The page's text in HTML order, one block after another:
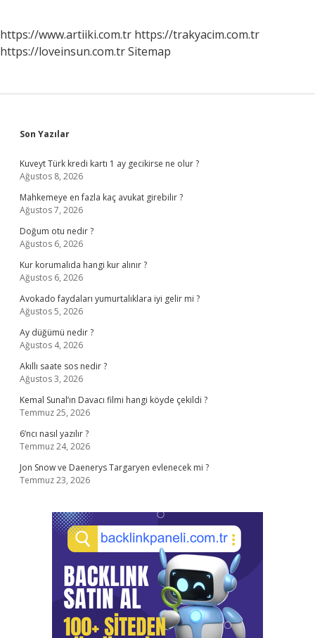
https://www.artiiki.com.tr https://trakyacim.com.tr
https://loveinsun.com.trSitemap
Sidebar
Son Yazılar
Kuveyt Türk kredi kartı 1 ay gecikirse ne olur ?
Ağustos 8, 2026
Mahkemeye en fazla kaç avukat girebilir ?
Ağustos 7, 2026
Doğum otu nedir ?
Ağustos 6, 2026
Kur korumalıda hangi kur alınır ?
Ağustos 6, 2026
Avokado faydaları yumurtalıklara iyi gelir mi ?
Ağustos 5, 2026
Ay düğümü nedir ?
Ağustos 4, 2026
Akıllı saate sos nedir ?
Ağustos 3, 2026
Kemal Sunal’ın Davacı filmi hangi köyde çekildi ?
Temmuz 25, 2026
6’ncı nasıl yazılır ?
Temmuz 24, 2026
Jon Snow ve Daenerys Targaryen evlenecek mi ?
Temmuz 23, 2026